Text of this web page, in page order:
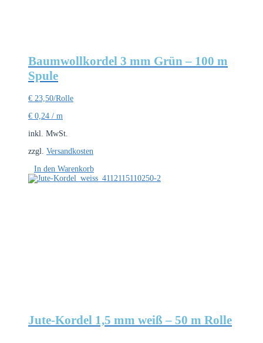
Baumwollkordel 3 mm Grün – 100 m
Spule
€ 23,50/Rolle
€ 0,24 / m
inkl. MwSt.
zzgl. Versandkosten
In den Warenkorb
Jute-Kordel 1,5 mm weiß – 50 m Rolle